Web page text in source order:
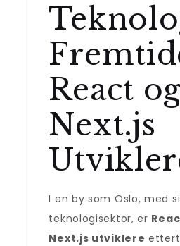
React og
Next.js
I en by som Oslo, med
teknologisektor, er
Next.js utviklere